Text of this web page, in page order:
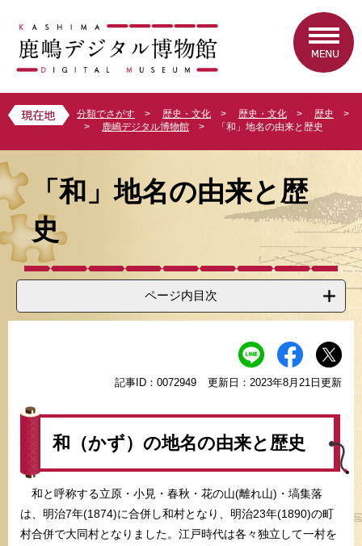
頭
で
飛
ば
本
文
へ
分類でさがす > 歴史・文化 > 歴史・文化 > 歴史
>
>
鹿嶋デジタル博物館 > 「和」地名の由来と歴史
文
「和」地名の由来と歴
史
ページ内目次
記事ID：0072949 更新日：2023年8月21日更新
和（かず）の地名の由来と歴史
和と呼称する立原・小見・春秋・花の山(離れ山)・塙集落
は、明治7年(1874)に合併し和村となり、明治23年(1890)の町
村合併で大同村となりました。江戸時代は各々独立して一村を